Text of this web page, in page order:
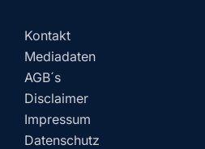
Kontakt
Mediadaten
AGB´s
Disclaimer
Impressum
Datenschutz